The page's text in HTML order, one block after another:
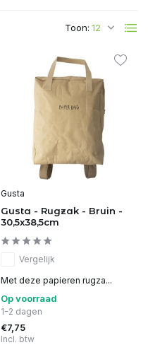
Toon:
Gusta
Gusta - Rugzak - Bruin -
30,5x38,5cm
Vergelijk
Met deze papieren rugza...
Op voorraad
1-2 dagen
€7,75
Incl. btw